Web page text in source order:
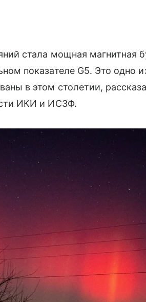
стала мощная магнитная
показателе G5. Это одно
в этом столетии,
ИКИ и ИСЗФ.